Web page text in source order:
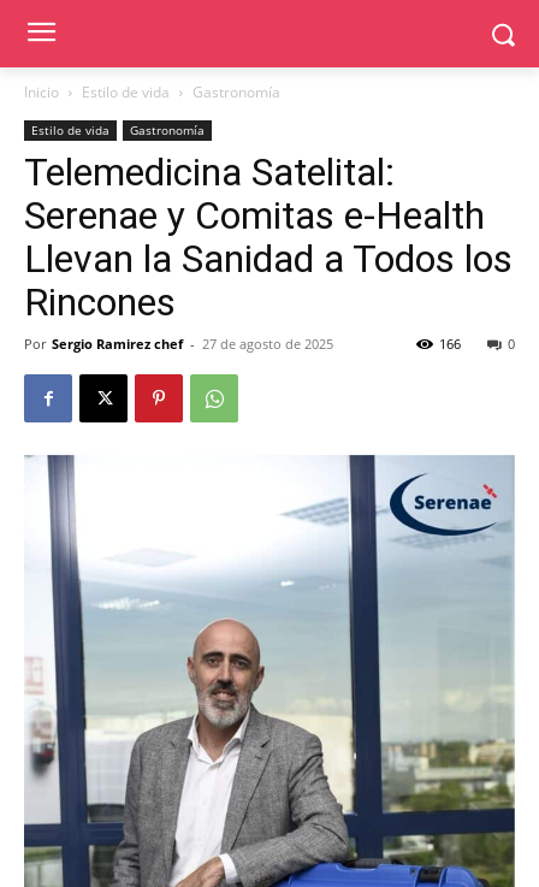
Inicio Estilo de vida Gastronomía
Estilo de vida Gastronomía
Telemedicina Satelital:
Serenae y Comitas e-Health
Llevan la Sanidad a Todos los
Rincones
Por Sergio Ramirez chef - 27 de agosto de 2025 0
166